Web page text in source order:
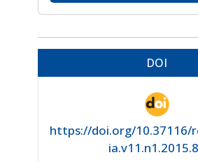
DOI
https://doi.org/10.37116/